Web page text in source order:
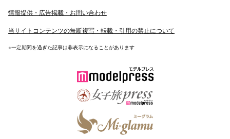
情報提供・広告掲載・お問い合わせ
当サイトコンテンツの無断複写・転載・引用の禁止について
※一定期間を過ぎた記事は非表示になることがあります